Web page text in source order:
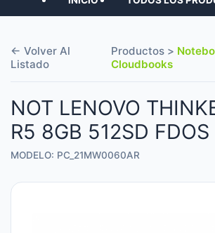
← Volver Al
Listado
Productos >
Cloudbooks
NOT LENOVO
R5 8GB 512SD FDOS
MODELO: PC_21MW0060AR